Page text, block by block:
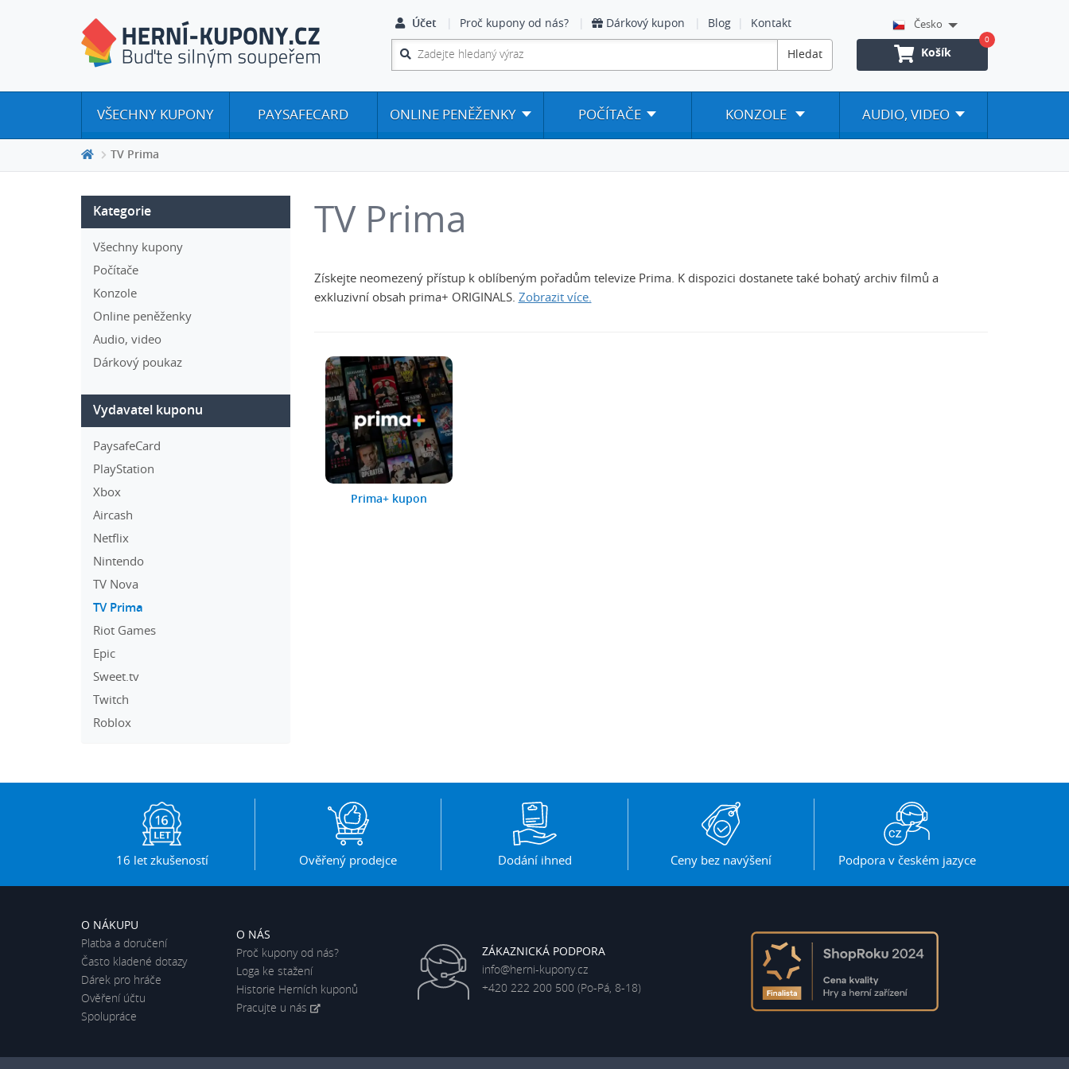
Účet Proč kupony od nás? Dárkový kupon Blog Kontakt Česko
Hledat Košík
0
VŠECHNY KUPONY PAYSAFECARD ONLINE PENĚŽENKY POČÍTAČE KONZOLE AUDIO, VIDEO
TV Prima
Kategorie
Všechny kupony
Počítače
Konzole
Online peněženky
Audio, video
Dárkový poukaz
Vydavatel kuponu
PaysafeCard
PlayStation
Xbox
Aircash
Netflix
Nintendo
TV Nova
TV Prima
Riot Games
Epic
Sweet.tv
Twitch
Roblox
TV Prima
Získejte neomezený přístup k oblíbeným pořadům televize Prima. K dispozici dostanete také bohatý archiv filmů a
exkluzivní obsah prima+ ORIGINALS. Zobrazit více.
Prima+ kupon
16 let zkušeností Ověřený prodejce Dodání ihned Ceny bez navýšení Podpora v českém jazyce
O NÁKUPU
Platba a doručení
Často kladené dotazy
Dárek pro hráče
Ověření účtu
Spolupráce
O NÁS
Proč kupony od nás?
Loga ke stažení
Historie Herních kuponů
Pracujte u nás
ZÁKAZNICKÁ PODPORA
info@herni-kupony.cz
+420 222 200 500 (Po-Pá, 8-18)